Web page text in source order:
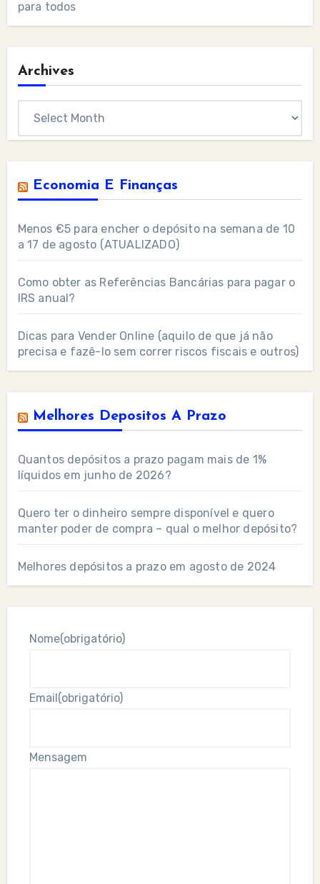
para todos
Archives
Economia E Finanças
Menos €5 para encher o depósito na semana de 10
a 17 de agosto (ATUALIZADO)
Como obter as Referências Bancárias para pagar o
IRS anual?
Dicas para Vender Online (aquilo de que já não
precisa e fazê-lo sem correr riscos fiscais e outros)
Melhores Depositos A Prazo
Quantos depósitos a prazo pagam mais de 1%
líquidos em junho de 2026?
Quero ter o dinheiro sempre disponível e quero
manter poder de compra – qual o melhor depósito?
Melhores depósitos a prazo em agosto de 2024
Nome(obrigatório)
Email (obrigatório)
Mensagem